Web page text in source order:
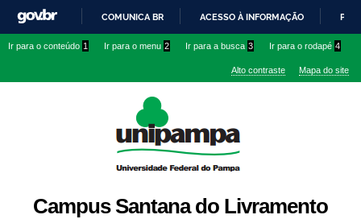
conteúdo
IR
O
COMUNICA BR ACESSO À INFORMAÇÃO
Ir para o conteúdo 1 Ir para o menu 2 Ir para a busca 3 Ir para o rodapé 4
Alto contraste Mapa do site
Campus Santana do Livramento